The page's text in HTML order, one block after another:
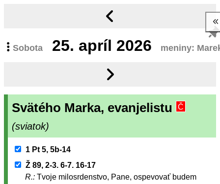
Sobota 25. apríl 2026 meniny:
Svätého Marka, evanjelistu Č
(sviatok)
1 Pt 5, 5b-14
Ž 89, 2-3. 6-7. 16-17
R.: Tvoje milosrdenstvo, Pane, ospevovať budem